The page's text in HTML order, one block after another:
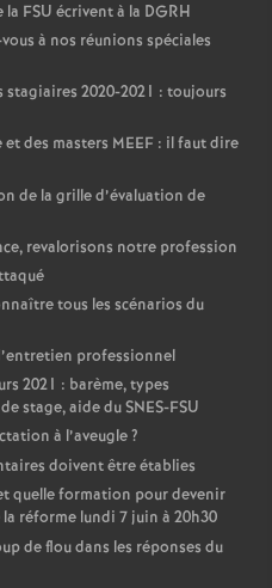
FSU écrivent à la DGRH
à nos réunions spéciales
2020-2021 : toujours
des masters MEEF : il faut dire
de la grille d’évaluation de
revalorisons notre profession
tous les scénarios du
professionnel
2021 : barème, types
stage, aide du SNES-FSU
à l’aveugle?
doivent être établies
quelle formation pour devenir
la réforme lundi 7 juin à 20h30
de flou dans les réponses du